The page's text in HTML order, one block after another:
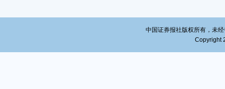
中国证券报社版权所有，未
Copyright